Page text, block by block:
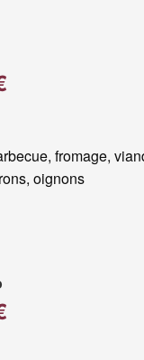
fromage,
oignons